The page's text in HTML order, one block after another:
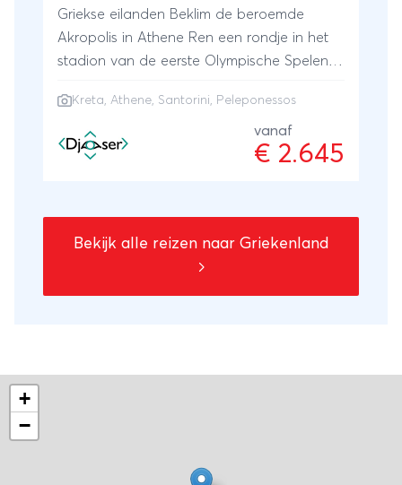
Griekse eilanden Beklim de beroemde
Akropolis in Athene Ren een rondje in het
stadion van de eerste Olympische Spelen
Kreta
Kreta Athene Santorini , Peleponessos
vanaf
€ 2.645
Bekijk alle reizen naar Griekenland
+
−